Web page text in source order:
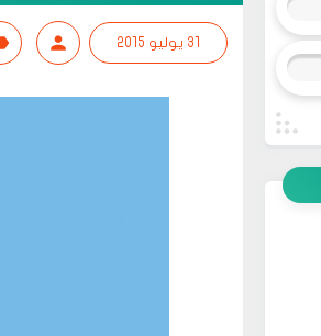
31 يوليو 2015